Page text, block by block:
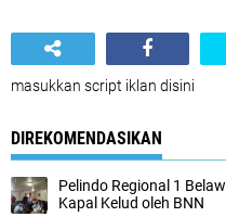
masukkan script iklan disini
DIREKOMENDASIKAN
Pelindo Regional 1
Kapal Kelud oleh BNN